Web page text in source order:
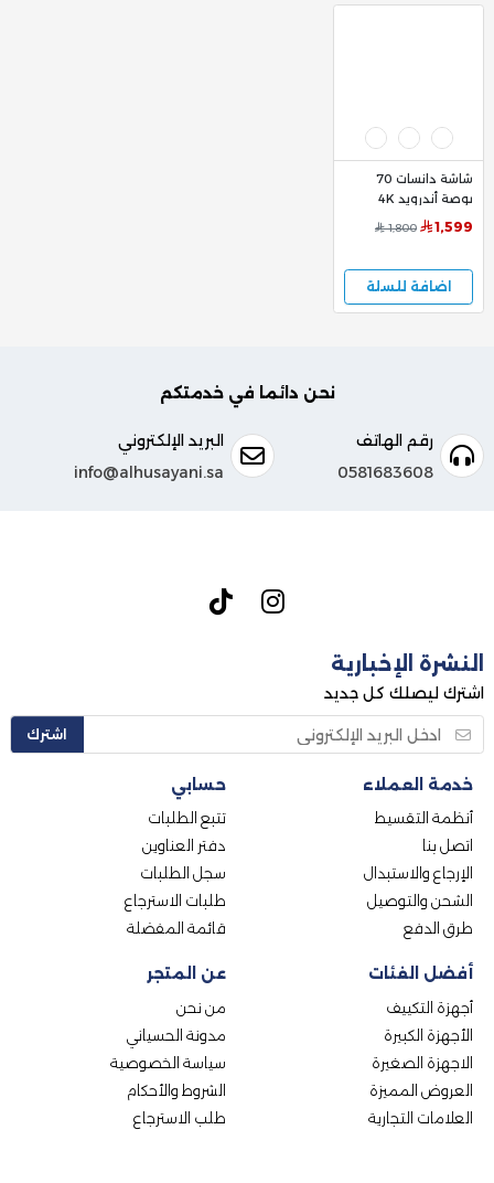
شاشة دانسات 70
بوصة أندرويد 4K
ريسيفر داخلي موديل
DTD70
1,599
1,800
اضافة للسلة
نحن دائما في خدمتكم
رقم الهاتف
0581683608
البريد الإلكتروني
info@alhusayani.sa
النشرة الإخبارية
اشترك ليصلك كل جديد
اشترك
عن المتجر
من نحن
مدونة الحسياني
سياسة الخصوصية
الشروط والأحكام
طلب الاسترجاع
خدمة العملاء
أنظمة التقسيط
اتصل بنا
الإرجاع والاستبدال
الشحن والتوصيل
طرق الدفع
حسابي
تتبع الطلبات
دفتر العناوين
سجل الطلبات
طلبات الاسترجاع
قائمة المفضلة
أفضل الفئات
أجهزة التكييف
الأجهزة الكبيرة
الاجهزة الصغيرة
العروض المميزة
العلامات التجارية